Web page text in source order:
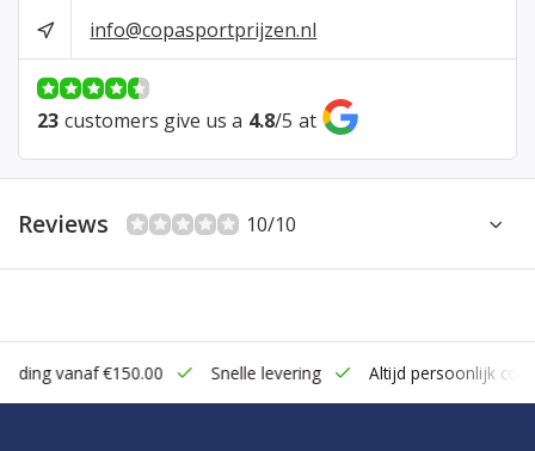
info@copasportprijzen.nl
23 customers give us a 4.8/5 at
Reviews 10/10
vanaf €150.00 Snelle levering Altijd persoonlijk